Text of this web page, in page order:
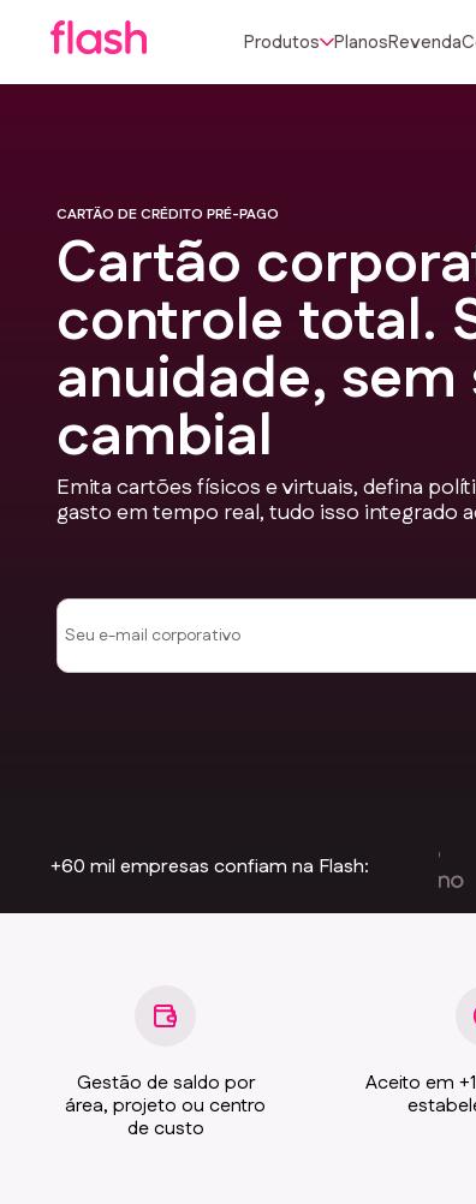
Produtos PlanosRevenda
CARTÃO DE CRÉDITO PRÉ-PAGO
Cartão
controle total.
anuidade, sem
cambial
Emita cartões físicos e virtuais, defina
gasto em tempo real, tudo isso integrado
+60 mil empresas confiam na Flash:
Gestão de saldo por
área, projeto ou centro
de custo
Aceito em